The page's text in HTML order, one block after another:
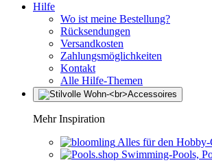
Hilfe
Wo ist meine Bestellung?
Rücksendungen
Versandkosten
Zahlungsmöglichkeiten
Kontakt
Alle Hilfe-Themen
Mehr Inspiration
Alles für den Hobby-
Swimming-Pools,